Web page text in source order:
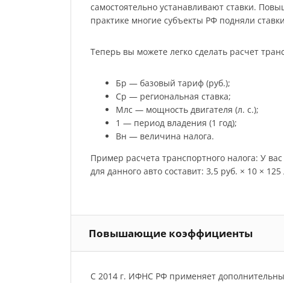
самостоятельно устанавливают ставки.
практике многие субъекты РФ подняли
Теперь вы можете легко сделать расчет
Бр — базовый тариф (руб.);
Ср — региональная ставка;
Млс — мощность двигателя (л. с.);
1 — период владения (1 год);
Вн — величина налога.
Пример расчета транспортного налога: У
для данного авто составит: 3,5 руб. × 10 ×
Повышающие коэффициенты
С 2014 г. ИФНС РФ применяет